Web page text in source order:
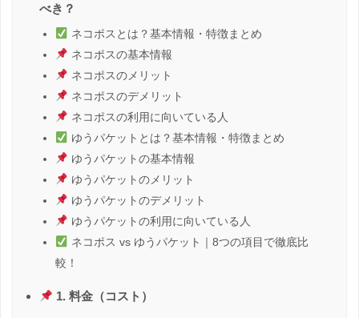
べき？
ネコポスとは？基本情報・特徴まとめ
ネコポスの基本情報
ネコポスのメリット
ネコポスのデメリット
ネコポスの利用に向いている人
ゆうパケットとは？基本情報・特徴まとめ
ゆうパケットの基本情報
ゆうパケットのメリット
ゆうパケットのデメリット
ゆうパケットの利用に向いている人
ネコポス vs ゆうパケット｜8つの項目で徹底比
較！
1. 料金（コスト）